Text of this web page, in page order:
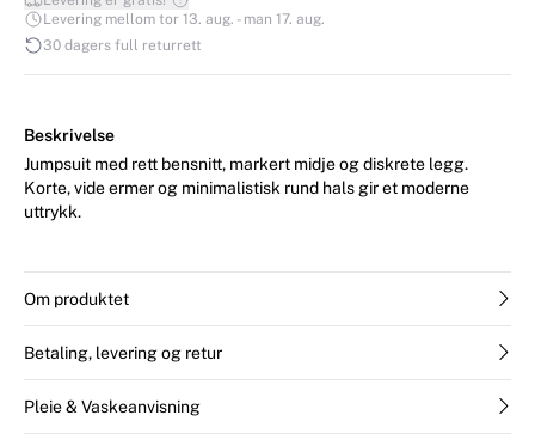
Levering mellom tor 13. aug. - man 17. aug.
30 dagers full returrett
Beskrivelse
Jumpsuit med rett bensnitt, markert midje og diskrete legg.
Korte, vide ermer og minimalistisk rund hals gir et moderne
uttrykk.
Om produktet
Betaling, levering og retur
Pleie & Vaskeanvisning